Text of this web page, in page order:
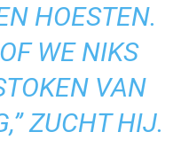
HOESTEN.
WE NIKS
VAN
ZUCHT HIJ.